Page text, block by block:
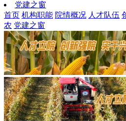
党建之窗
首页 机构职能 院情概况 人才队伍
农 党建之窗